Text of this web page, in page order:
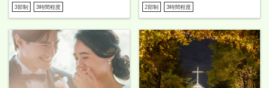
3部制 3時間程度 2部制 3時間程度